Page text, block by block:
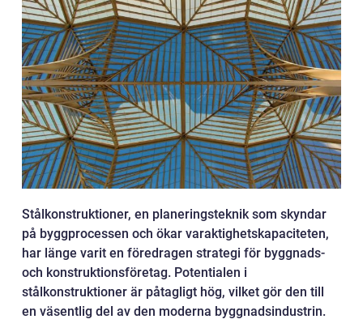
Stålkonstruktioner, en planeringsteknik som skyndar
på byggprocessen och ökar varaktighetskapaciteten,
har länge varit en föredragen strategi för byggnads-
och konstruktionsföretag. Potentialen i
stålkonstruktioner är påtagligt hög, vilket gör den till
en väsentlig del av den moderna byggnadsindustrin.